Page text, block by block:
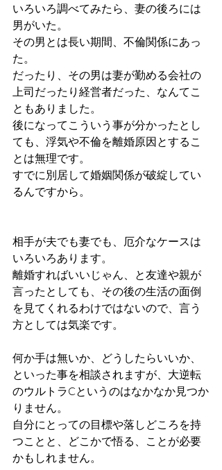
いろいろ調べてみたら、妻の後ろには
男がいた。
その男とは長い期間、不倫関係にあっ
た。
だったり、その男は妻が勤める会社の
上司だったり経営者だった、なんてこ
ともありました。
後になってこういう事が分かったとし
ても、浮気や不倫を離婚原因とするこ
とは無理です。
すでに別居して婚姻関係が破綻してい
るんですから。
相手が夫でも妻でも、厄介なケースは
いろいろあります。
離婚すればいいじゃん、と友達や親が
言ったとしても、その後の生活の面倒
を見てくれるわけではないので、言う
方としては気楽です。
何か手は無いか、どうしたらいいか、
といった事を相談されますが、大逆転
のウルトラCというのはなかなか見つか
りません。
自分にとっての目標や落しどころを持
つことと、どこかで悟る、ことが必要
かもしれません。